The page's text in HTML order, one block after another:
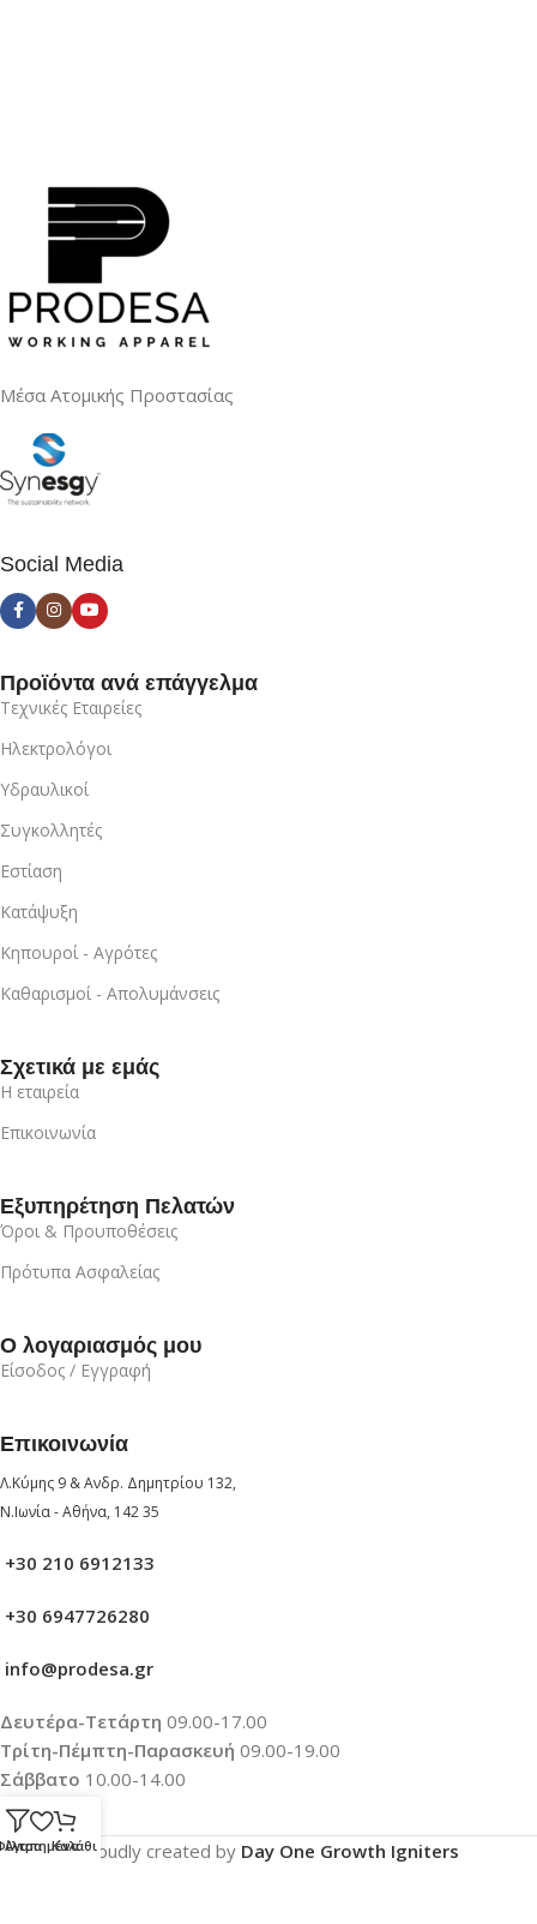
Μέσα Ατομικής Προστασίας
Social Media
Προϊόντα ανά επάγγελμα
Τεχνικές Εταιρείες
Ηλεκτρολόγοι
Υδραυλικοί
Συγκολλητές
Εστίαση
Κατάψυξη
Κηπουροί - Αγρότες
Καθαρισμοί - Απολυμάνσεις
Σχετικά με εμάς
Η εταιρεία
Επικοινωνία
Εξυπηρέτηση Πελατών
Όροι & Προυποθέσεις
Πρότυπα Ασφαλείας
Ο λογαριασμός μου
Είσοδος / Εγγραφή
Επικοινωνία
Λ.Κύμης 9 & Ανδρ. Δημητρίου 132,
Ν.Ιωνία - Αθήνα, 142 35
+30 210 6912133
+30 6947726280
info@prodesa.gr
Δευτέρα-Τετάρτη 09.00-17.00
Τρίτη-Πέμπτη-Παρασκευή 09.00-19.00
Σάββατο 10.00-14.00
Proudly created by Day One Growth Igniters
Αγαπημένα
Καλάθι